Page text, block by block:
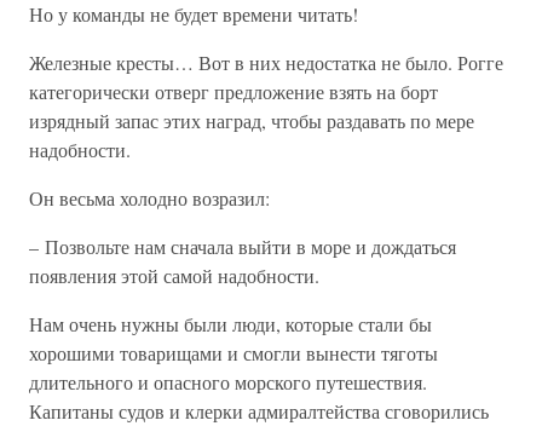
Но у команды не будет времени читать!
Железные кресты… Вот в них недостатка не было. Рогге
категорически отверг предложение взять на борт
изрядный запас этих наград, чтобы раздавать по мере
надобности.
Он весьма холодно возразил:
– Позвольте нам сначала выйти в море и дождаться
появления этой самой надобности.
Нам очень нужны были люди, которые стали бы
хорошими товарищами и смогли вынести тяготы
длительного и опасного морского путешествия.
Капитаны судов и клерки адмиралтейства сговорились